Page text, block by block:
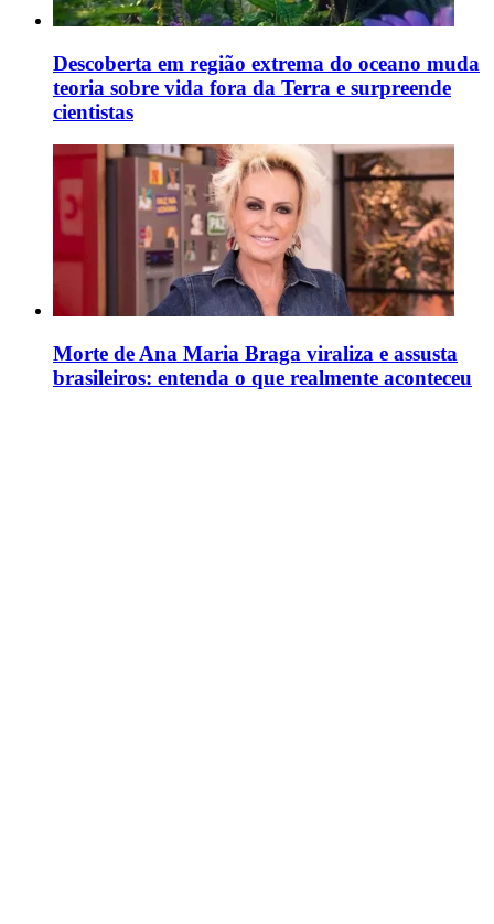
Descoberta em região extrema do oceano muda
teoria sobre vida fora da Terra e surpreende
cientistas
Morte de Ana Maria Braga viraliza e assusta
brasileiros: entenda o que realmente aconteceu